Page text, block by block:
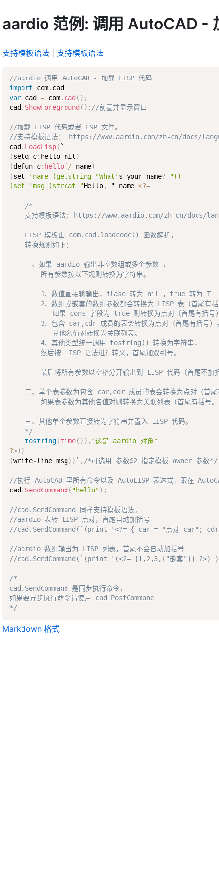
aardio 范例: 调用 AutoCAD -
支持模板语法 支持模板语法
//aardio 调用 AutoCAD - 加载 LISP 代码
import com. cad ;
var cad = com. cad ( ) ;
cad . ShowForeground ( ) ; //前置并显示窗口
//加载 LISP 代码或者 LSP 文件。
//支持模板语法： https://www.aardio.com/zh-cn/docs/
cad . LoadLisp(
(setq c: hello nil )
(defun c: hello( / name)
(set 'name (getstring "What' s your name?
"))
(set 'msg (strcat "Hello, " name <?=
/*
支持模板语法: https://www.aardio.com/zh-cn/docs/
    LISP 模板由 com.cad.loadcode() 函数解析，
    转换规则如下：
    一、如果 aardio 输出非空数组或多个参数 ，
        所有参数按以下规则转换为字符串。
        1、数值直接输输出，flase 转为 nil ，true 转为 T
2、数组或嵌套的数组参数都会转换为 LISP 表（首尾有
如果 cons 字段为 true 则转换为点对（首尾有括号
3、包含 car,cdr 成员的表会转换为点对（首尾有括号）
           其他名值对转换为关联列表。
        4、其他类型统一调用 tostring() 转换为字符串，
        然后按 LISP 语法进行转义，首尾加双引号。
最后将所有参数以空格分开输出到 LISP 代码（首尾不加
二、单个表参数为包含 car,cdr 成员的表会转换为点对（首尾
        如果表参数为其他名值对则转换为关联列表（首尾有括号。
    三、其他单个参数直接转为字符串并置入 LISP 代码。
    */
tostring(time( ) ) , "这是 aardio 对象"
?>) )
(write-line msg) ) ` , /*可选用 参数@2 指定模板 owner 参数*/
//执行 AutoCAD 里所有命令以及 AutoLISP 表达式，跟在
cad . SendCommand ( "hello") ;
//cad.SendCommand 同样支持模板语法。
//aardio 表转 LISP 点对，首尾自动加括号
//cad.SendCommand(`(print '<?= { car = "点对 car";
//aardio 数组输出为 LISP 列表，首尾不会自动加括号
//cad.SendCommand(`(print '(<?= {1,2,3,{"嵌套"}}
/*
cad.SendCommand 是同步执行命令，
如果要异步执行命令请使用 cad.PostCommand
*/
Markdown 格式